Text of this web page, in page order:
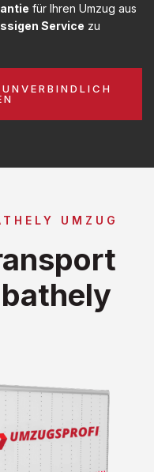
für Ihren Umzug aus
Service zu
UMZUG